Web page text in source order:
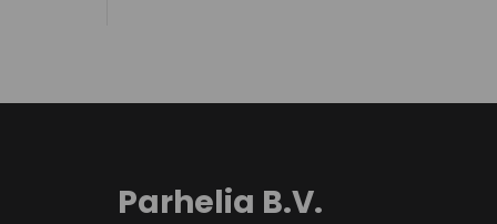
Parhelia B.V.